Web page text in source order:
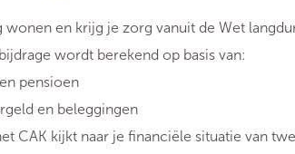
wonen en krijg je zorg vanuit de Wet
wordt berekend op basis van:
pensioen
en beleggingen
CAK kijkt naar je financiële situatie van